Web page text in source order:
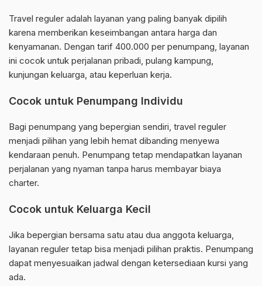
Travel reguler adalah layanan yang paling banyak dipilih
karena memberikan keseimbangan antara harga dan
kenyamanan. Dengan tarif 400.000 per penumpang, layanan
ini cocok untuk perjalanan pribadi, pulang kampung,
kunjungan keluarga, atau keperluan kerja.
Cocok untuk Penumpang Individu
Bagi penumpang yang bepergian sendiri, travel reguler
menjadi pilihan yang lebih hemat dibanding menyewa
kendaraan penuh. Penumpang tetap mendapatkan layanan
perjalanan yang nyaman tanpa harus membayar biaya
charter.
Cocok untuk Keluarga Kecil
Jika bepergian bersama satu atau dua anggota keluarga,
layanan reguler tetap bisa menjadi pilihan praktis. Penumpang
dapat menyesuaikan jadwal dengan ketersediaan kursi yang
ada.